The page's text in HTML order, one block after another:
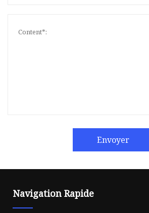
Envoyer
Navigation Rapide